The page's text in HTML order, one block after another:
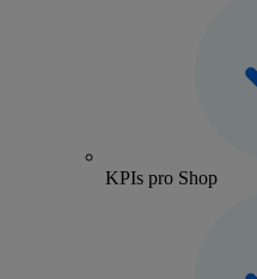
KPIs pro Shop